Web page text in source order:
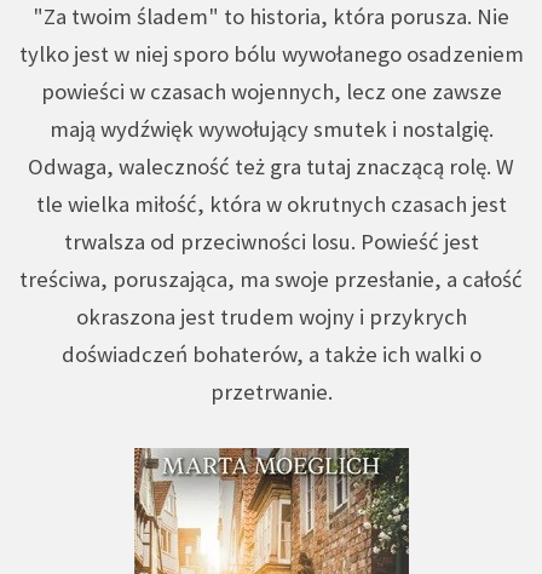
"Za twoim śladem" to historia, która porusza. Nie
tylko jest w niej sporo bólu wywołanego osadzeniem
powieści w czasach wojennych, lecz one zawsze
mają wydźwięk wywołujący smutek i nostalgię.
Odwaga, waleczność też gra tutaj znaczącą rolę. W
tle wielka miłość, która w okrutnych czasach jest
trwalsza od przeciwności losu. Powieść jest
treściwa, poruszająca, ma swoje przesłanie, a całość
okraszona jest trudem wojny i przykrych
doświadczeń bohaterów, a także ich walki o
przetrwanie.